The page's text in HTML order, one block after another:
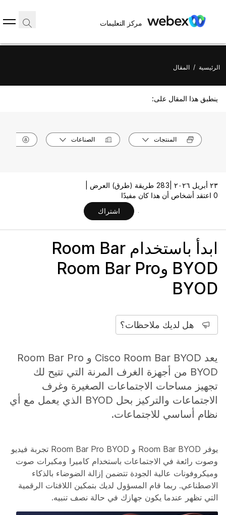
مركز التعليمات
الرئيسية / المقال
ينطبق هذا المقال على:
المنتجات الصناعات
٢٣ أبريل ٢٠٢٦ |
283 طريقة (طرق) العرض |
0 اعتقد أشخاص أن هذا كان مفيدًا
اشتراك
ابدأ باستخدام Room Bar
BYOD وRoom Bar Pro
BYOD
هل لديك ملاحظات؟
يعد Cisco Room Bar BYOD و Room Bar Pro
BYOD من أجهزة الغرف المرنة التي تتيح لك
تجهيز مساحات الاجتماعات الصغيرة وغرف
الاجتماعات والتركيز بحل BYOD الذي يعمل مع أي
نظام أساسي للاجتماعات.
يوفر Room Bar BYOD و Room Bar Pro BYOD تجربة فيديو
وصوت رائعة في الاجتماعات باستخدام كاميرا ومكبرات صوت
وميكروفونات عالية الجودة تتضمن إزالة الضوضاء بالذكاء
الاصطناعي. ربما قام المسؤول لديك بتمكين اللافتات الرقمية
التي تظهر عندما يكون جهازك في حالة نصف تنبيه.